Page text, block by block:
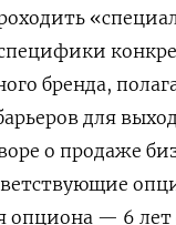
бренда,
для
о продаже
опциона — 6